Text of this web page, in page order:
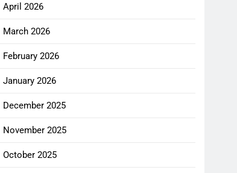
April 2026
March 2026
February 2026
January 2026
December 2025
November 2025
October 2025